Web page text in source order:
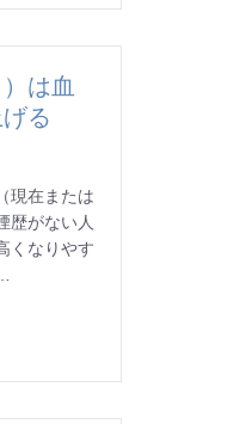
は血
る
現在または
歴がない人
くなりやす